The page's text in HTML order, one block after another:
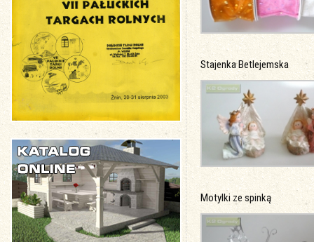
Stajenka Betlejemska
Motylki ze spinką